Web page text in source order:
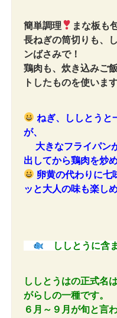
簡単調理
まな板も
長ねぎの筒切りも、
ンばさみで！
鶏肉も、炊き込みご
トしたものを使います
ねぎ、ししとうと
が、
大きなフライパン
出してから鶏肉を炒め
卵黄の代わりに七
ッと大人の味も楽しめ
ししとうに含
ししとうはの正式名
がらしの一種です。
６月～９月が旬と言